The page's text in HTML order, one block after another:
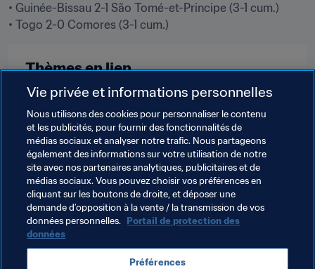
• Guinée-Bissau 2-1 São Tomé-et-Principe (3-1 cum.)
• Togo 2-0 Comores (3-1 cum.)
Thèmes en lien
Coupe du Monde de la FIFA, Qatar 2022
Namibia Eritrea Eswatini Djibouti
Angola The Gambia Mozambique
Mauritania Sudan Chad Rwanda
Seychelles Zimbabwe Somalia Malawi
Botswana Guinea-Bissau
Vie privée et informations personnelles
Nous utilisons des cookies pour personnaliser le contenu
et les publicités, pour fournir des fonctionnalités de
médias sociaux et analyser notre trafic. Nous partageons
également des informations sur votre utilisation de notre
site avec nos partenaires analytiques, publicitaires et de
médias sociaux. Vous pouvez choisir vos préférences en
cliquant sur les boutons de droite, et déposer une
demande d’opposition à la vente / la transmission de vos
données personnelles. Portail de protection des
données
Préférences